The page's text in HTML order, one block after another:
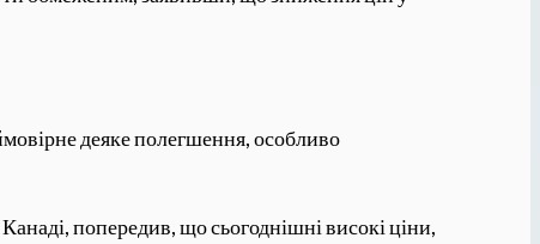
деяке полегшення, особливо
попередив, що сьогоднішні високі ціни,